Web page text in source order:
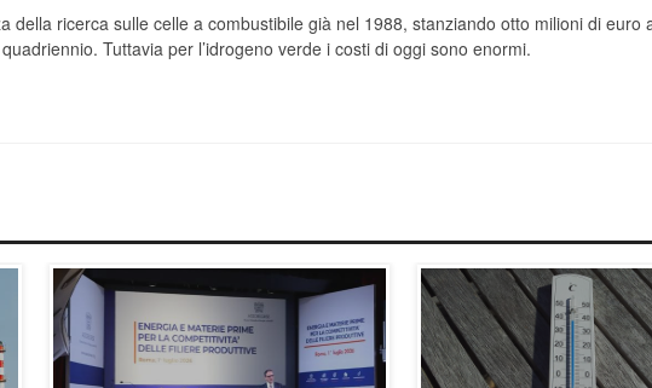
della ricerca sulle celle a combustibile già nel 1988, stanziando otto milioni di euro
Tuttavia per l’idrogeno verde i costi di oggi sono enormi.